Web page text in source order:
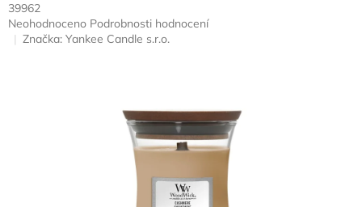
39962
Průměrné
hodnocení
Neohodnoceno Podrobnosti hodnocení
Značka: Yankee Candle s.r.o.